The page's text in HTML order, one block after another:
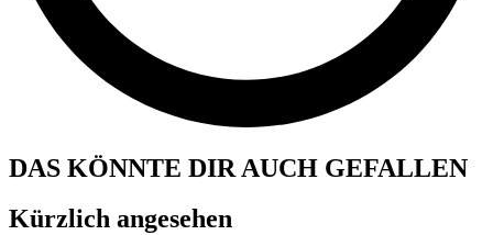
DAS KÖNNTE DIR AUCH GEFALLEN
Kürzlich angesehen